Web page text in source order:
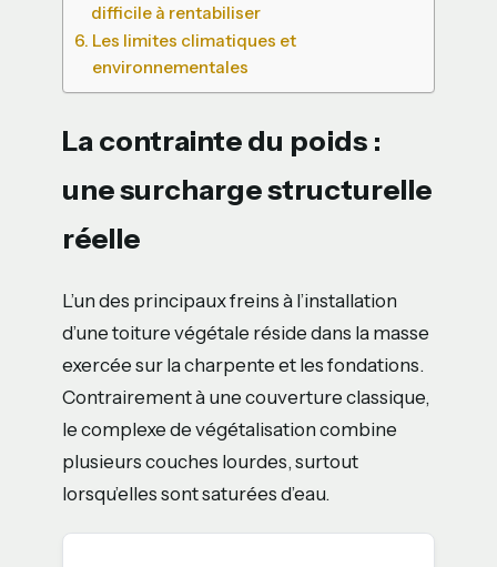
difficile à rentabiliser
Les limites climatiques et
environnementales
La contrainte du poids :
une surcharge structurelle
réelle
L’un des principaux freins à l’installation
d’une toiture végétale réside dans la masse
exercée sur la charpente et les fondations.
Contrairement à une couverture classique,
le complexe de végétalisation combine
plusieurs couches lourdes, surtout
lorsqu’elles sont saturées d’eau.